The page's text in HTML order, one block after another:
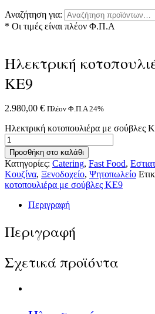
Αναζήτηση για:
* Οι τιμές είναι πλέον Φ.Π.Α
Ηλεκτρική
ΚΕ9
2.980,00 € Πλέον Φ.Π.Α 24%
Ηλεκτρική κοτοπουλιέρα με σούβλες
Προσθήκη στο καλάθι
Κατηγορίες: Catering, Fast Food,
Κουζίνα, Ξενοδοχείο, Ψητοπωλείο
κοτοπουλιέρα με σούβλες ΚΕ9
Περιγραφή
Περιγραφή
Σχετικά προϊόντα